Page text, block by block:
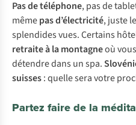
Pas de téléphone, pas de
mêmepas d’électricité, juste
splendides vues. Certains
retraite à la montagneoù
détendre dans un spa.
suisses: quelle sera votre
Partez faire de la